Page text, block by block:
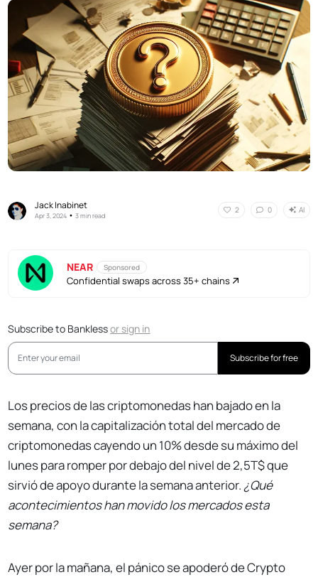
Jack Inabinet
Apr 3, 2024 •3 min read
2 0 AI
NEAR Sponsored
Confidential swaps across 35+ chains
Subscribe to Banklessorsign in
Subscribe for free
Los precios de las criptomonedas han bajado en la
semana, con la capitalización total del mercado de
criptomonedas cayendo un 10% desde su máximo del
lunes para romper por debajo del nivel de 2,5T$ que
sirvió de apoyo durante la semana anterior. ¿Qué
acontecimientos han movido los mercados esta
semana?
Ayer por la mañana, el pánico se apoderó de Crypto